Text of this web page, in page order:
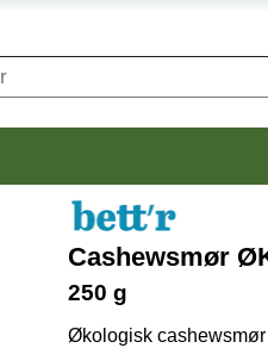
Cashewsmør
250 g
Økologisk cashewsmør